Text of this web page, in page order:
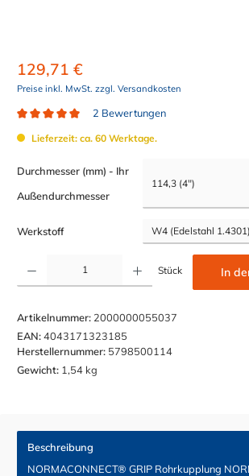
129,71 €
Preise inkl. MwSt. zzgl. Versandkosten
2 Bewertungen
Lieferzeit: ca. 60 Werktage.
Durchmesser (mm) - Ihr
Außendurchmesserauswählen
Werkstoffauswählen
Produkt Anzahl: Gib den gewünschten Wert ein oder benutze
Stück In
Artikelnummer: 2000000055037
EAN:4043171323185
Herstellernummer: 5798500114
Gewicht: 1,54 kg
Beschreibung
NORMACONNECT® GRIP Rohrkupplung